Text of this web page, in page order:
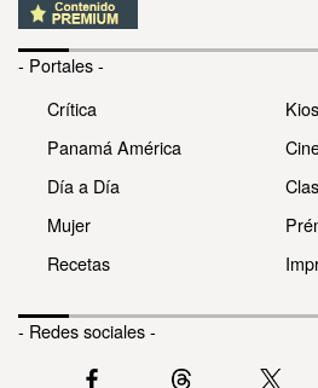
- Portales -
Crítica
Panamá América
Día a Día
Mujer
Recetas
- Redes sociales -